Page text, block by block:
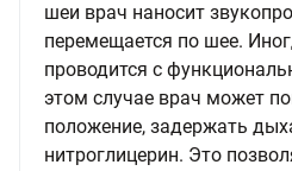
шеи врач наносит
перемещается по шее.
проводится с
этом случае врач может
положение, задержать
нитроглицерин. Это